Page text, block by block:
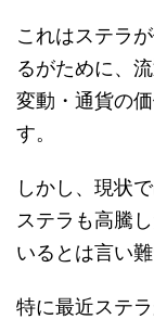
これはステラ
るがために、
変動・通貨の
す。
しかし、現状
ステラも高騰
いるとは言い難
特に最近ステ